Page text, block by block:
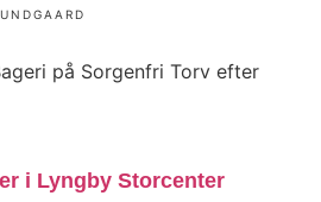
på Sorgenfri Torv efter
i Lyngby Storcenter